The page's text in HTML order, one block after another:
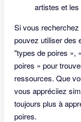
artistes et
Si vous
pouvez utiliser des
"types de poires »,
poires » pour
ressources. Que
vous appréciiez
toujours plus à
poires.